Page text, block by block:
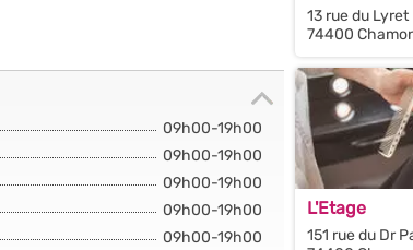
09h00-19h00
09h00-19h00
09h00-19h00
09h00-19h00
09h00-19h00
13 rue du Lyret
74400
L'Etage
151 rue du Dr